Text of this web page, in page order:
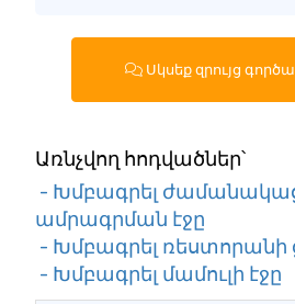
Սկսեք զրույց
Առնչվող հոդվածներ՝
- Խմբագրել
ամրագրման էջը
- Խմբագրել ռեստորանի
- Խմբագրել մամուլի էջը